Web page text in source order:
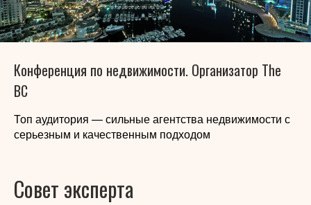
Конференция по недвижимости. Организатор The
BC
Топ аудитория — сильные агентства недвижимости с
серьезным и качественным подходом
Совет эксперта